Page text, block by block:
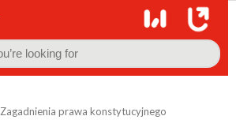
Zagadnienia prawa konstytucyjnego